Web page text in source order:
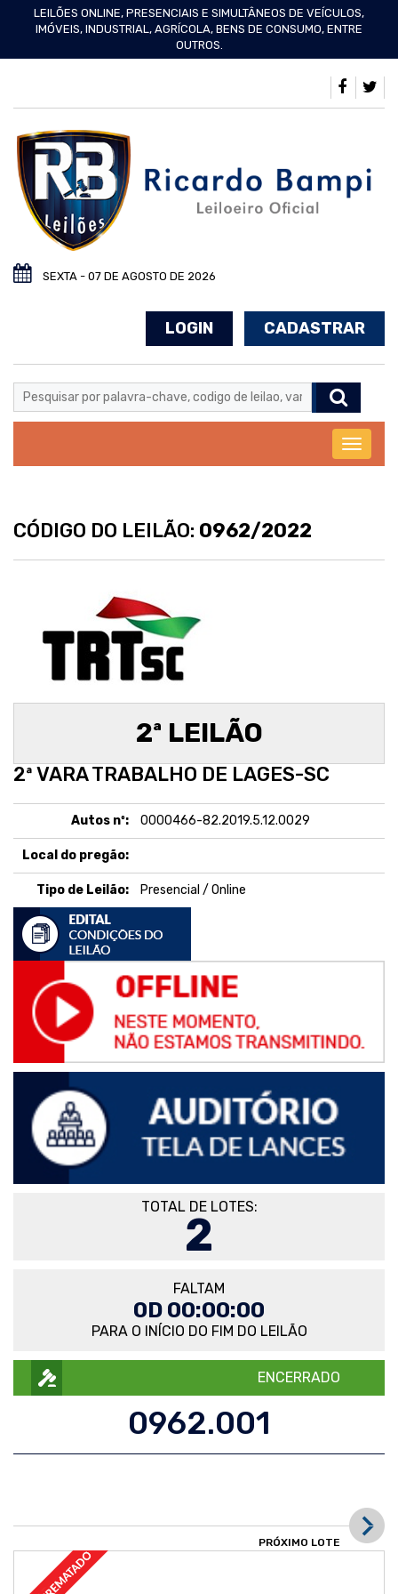
LEILÕES ONLINE, PRESENCIAIS E SIMULTÂNEOS DE VEÍCULOS,
IMÓVEIS, INDUSTRIAL, AGRÍCOLA, BENS DE CONSUMO, ENTRE
OUTROS.
SEXTA - 07 DE AGOSTO DE 2026
LOGIN CADASTRAR
Abrir
menu
CÓDIGO DO LEILÃO: 0962/2022
2ª LEILÃO
2ª VARA TRABALHO DE LAGES-SC
Autos nº: 0000466-82.2019.5.12.0029
Local do pregão:
Tipo de Leilão: Presencial / Online
TOTAL DE LOTES:
2
FALTAM
0D 00:00:00
PARA O INÍCIO DO FIM DO LEILÃO
ENCERRADO
0962.001
PRÓXIMO LOTE